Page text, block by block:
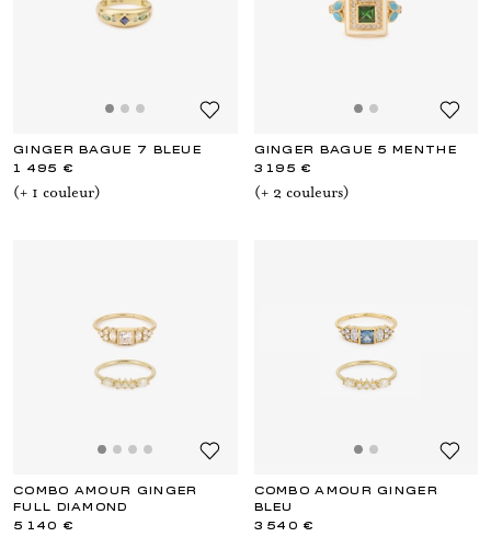
GINGER BAGUE 7 BLEUE
1 495 €
(+ 1 couleur)
GINGER BAGUE 5 MENTHE
3 195 €
(+ 2 couleurs)
COMBO AMOUR GINGER
FULL DIAMOND
5 140 €
COMBO AMOUR GINGER
BLEU
3 540 €